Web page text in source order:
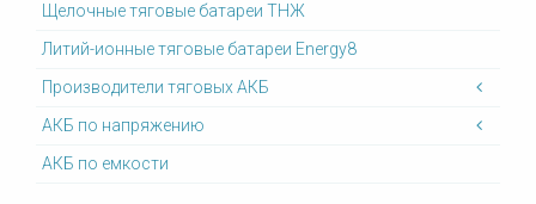
Щелочные тяговые батареи ТНЖ
Литий-ионные тяговые батареи Energy8
Производители тяговых АКБ
АКБ по напряжению
АКБ по емкости